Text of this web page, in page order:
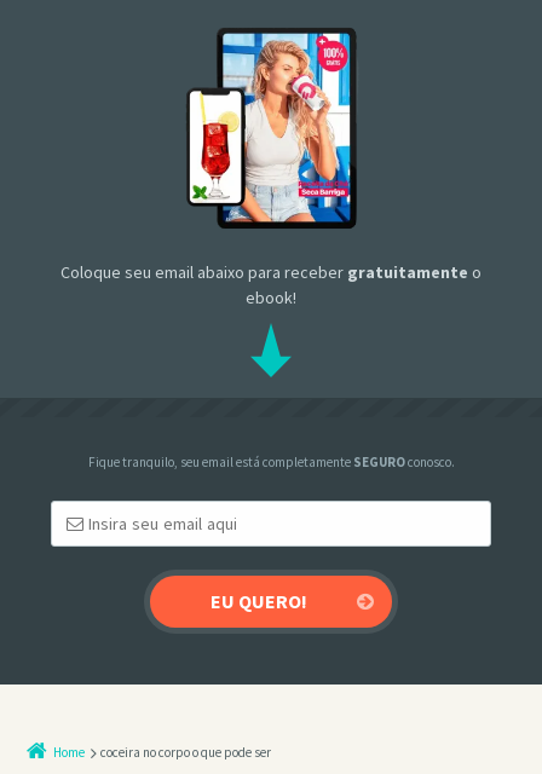
Coloque seu email abaixo para receber gratuitamente o
ebook!
Fique tranquilo, seu email está completamente SEGUROconosco.
Home coceira no corpo o que pode ser